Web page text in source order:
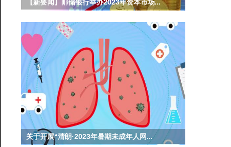
日期
【新要闻】邮储银行举办2023年资本市场...
关于开展“清朗·2023年暑期未成年人网...